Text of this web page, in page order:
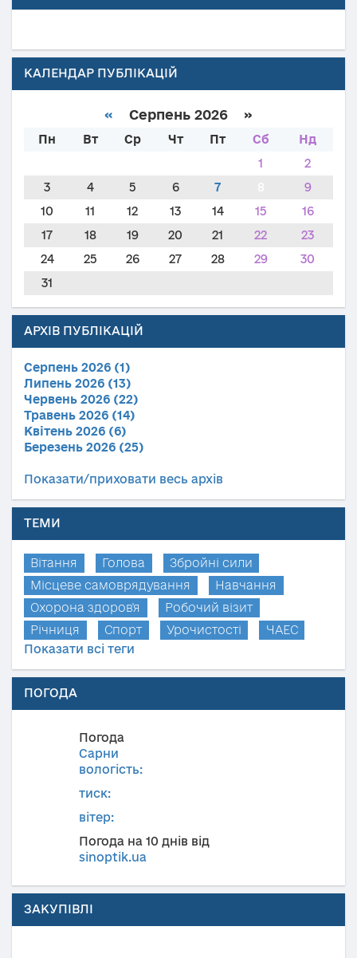
КАЛЕНДАР ПУБЛІКАЦІЙ
« Серпень 2026 »
Пн Вт Ср Чт Пт Сб
Нд
1
2
3
4 5 6 7
9
10
11 12 13 14 15
16
17
18 19 20 21 22
23
24
25 26 27 28 29
30
31
АРХІВ ПУБЛІКАЦІЙ
Серпень 2026 (1)
Липень 2026 (13)
Червень 2026 (22)
Травень 2026 (14)
Квітень 2026 (6)
Березень 2026 (25)
Показати/приховати весь архів
ТЕМИ
Вітання Голова
Збройні сили
Місцеве самоврядування
Навчання
Охорона здоров'я
Робочий візит
Річниця
Спорт Урочистості
ЧАЕС
Показати всі теги
ПОГОДА
Погода
Сарни
вологість:
тиск:
вітер:
Погода на 10 днів від
sinoptik.ua
ЗАКУПІВЛІ